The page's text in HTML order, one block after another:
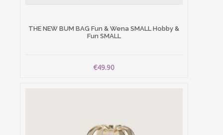
THE NEW BUM BAG Fun & Wena SMALL Hobby &
Fun SMALL
€49.90